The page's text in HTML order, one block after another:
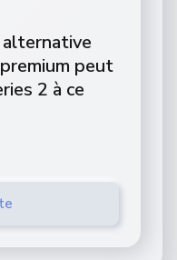
peut
2 à ce